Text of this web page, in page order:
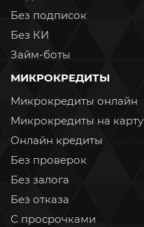
Без подписок
Без КИ
Займ-боты
МИКРОКРЕДИТЫ
Микрокредиты онлайн
Микрокредиты на карту
Онлайн кредиты
Без проверок
Без залога
Без отказа
С просрочками